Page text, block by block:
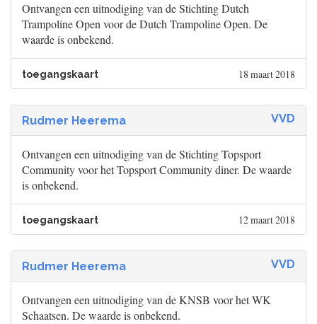
Ontvangen een uitnodiging van de Stichting Dutch
Trampoline Open voor de Dutch Trampoline Open. De
waarde is onbekend.
toegangskaart 18 maart 2018
Rudmer Heerema VVD
Ontvangen een uitnodiging van de Stichting Topsport
Community voor het Topsport Community diner. De waarde
is onbekend.
toegangskaart 12 maart 2018
Rudmer Heerema VVD
Ontvangen een uitnodiging van de KNSB voor het WK
Schaatsen. De waarde is onbekend.